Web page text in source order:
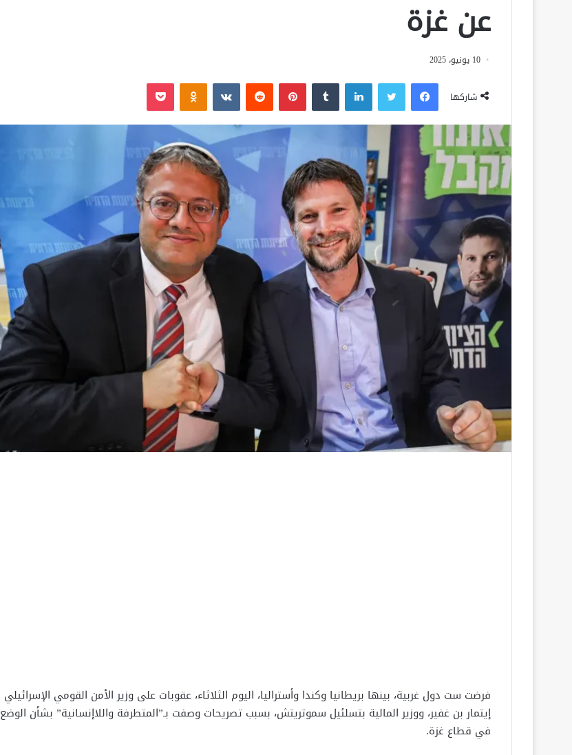
عن غزة
10 يونيو، 2025
شاركها
فيسبوك لينكدإن بينتيريست
فرضت ست دول غربية، بينها بريطانيا وكندا وأستراليا، اليوم الثلاثاء، عقوبات على وزير الأمن القومي الإسرائيلي
إيتمار بن غفير، ووزير المالية بتسلئيل سموتريتش، بسبب تصريحات وصفت بـ”المتطرفة واللاإنسانية” بشأن الوضع
في قطاع غزة.